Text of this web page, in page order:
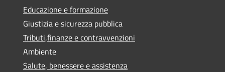
Educazione e formazione
Giustizia e sicurezza pubblica
Tributi,finanze e contravvenzioni
Ambiente
Salute, benessere e assistenza